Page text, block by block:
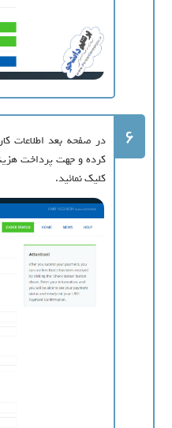
6
در صفحه بعد اطلاعات
کلیک نمائید.